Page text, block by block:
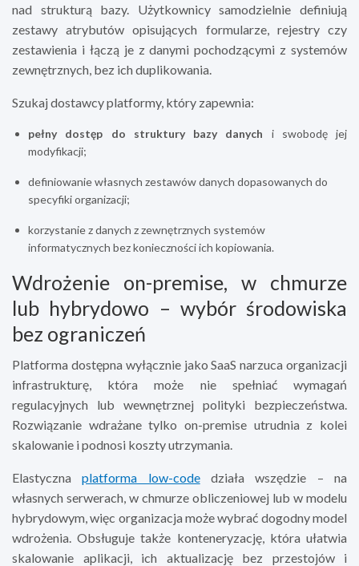
nad strukturą bazy. Użytkownicy samodzielnie definiują
zestawy atrybutów opisujących formularze, rejestry czy
zestawienia i łączą je z danymi pochodzącymi z systemów
zewnętrznych, bez ich duplikowania.
Szukaj dostawcy platformy, który zapewnia:
pełny dostęp do struktury bazy danych i swobodę jej
modyfikacji;
definiowanie własnych zestawów danych dopasowanych do
specyfiki organizacji;
korzystanie z danych z zewnętrznych systemów
informatycznych bez konieczności ich kopiowania.
Wdrożenie on-premise, w chmurze
lub hybrydowo – wybór środowiska
bez ograniczeń
Platforma dostępna wyłącznie jako SaaS narzuca organizacji
infrastrukturę, która może nie spełniać wymagań
regulacyjnych lub wewnętrznej polityki bezpieczeństwa.
Rozwiązanie wdrażane tylko on-premise utrudnia z kolei
skalowanie i podnosi koszty utrzymania.
Elastycznaplatforma low-codedziała wszędzie – na
własnych serwerach, w chmurze obliczeniowej lub w modelu
hybrydowym, więc organizacja może wybrać dogodny model
wdrożenia. Obsługuje także konteneryzację, która ułatwia
skalowanie aplikacji, ich aktualizację bez przestojów i